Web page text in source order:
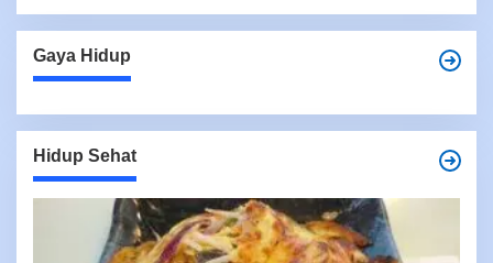
Gaya Hidup
Hidup Sehat